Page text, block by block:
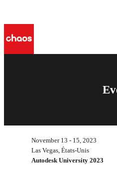
November 13 - 15, 2023
Las Vegas, États-Unis
Autodesk University 2023